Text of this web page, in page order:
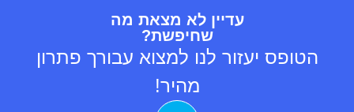
עדיין לא מצאת מה
שחיפשת?
הטופס יעזור לנו למצוא עבורך פתרון
מהיר!